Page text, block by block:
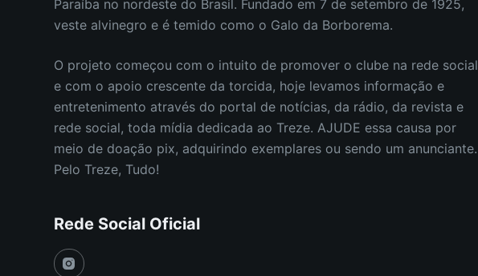
Paraíba no nordeste do Brasil. Fundado em 7 de setembro de 1925,
veste alvinegro e é temido como o Galo da Borborema.
O projeto começou com o intuito de promover o clube na rede social
e com o apoio crescente da torcida, hoje levamos informação e
entretenimento através do portal de notícias, da rádio, da revista e
rede social, toda mídia dedicada ao Treze. AJUDE essa causa por
meio de doação pix, adquirindo exemplares ou sendo um anunciante.
Pelo Treze, Tudo!
Rede Social Oficial